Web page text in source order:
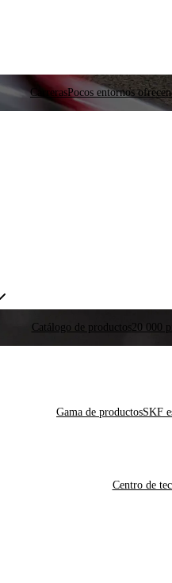
CarrerasPocos entornos
Catálogo de productos20 000
Gama de productosSKF
Centro de